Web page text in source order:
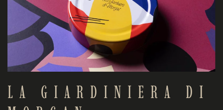
LA GIARDINIERA DI